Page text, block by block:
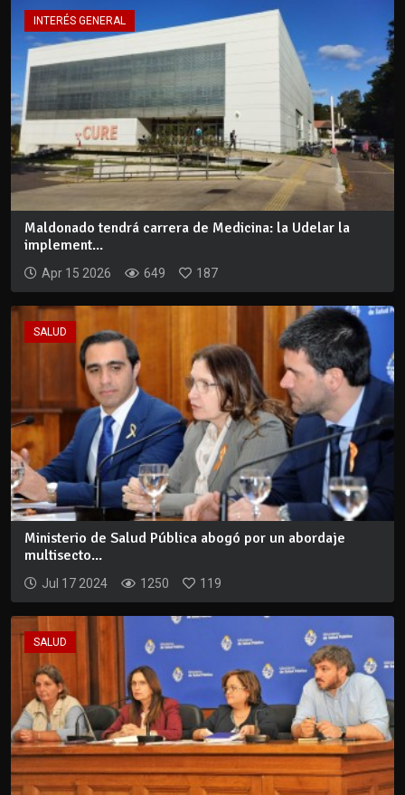
INTERÉS GENERAL
Maldonado tendrá carrera de Medicina: la Udelar la
implement...
Apr 15 2026 649 187
SALUD
Ministerio de Salud Pública abogó por un abordaje
multisecto...
Jul 17 2024 1250 119
SALUD